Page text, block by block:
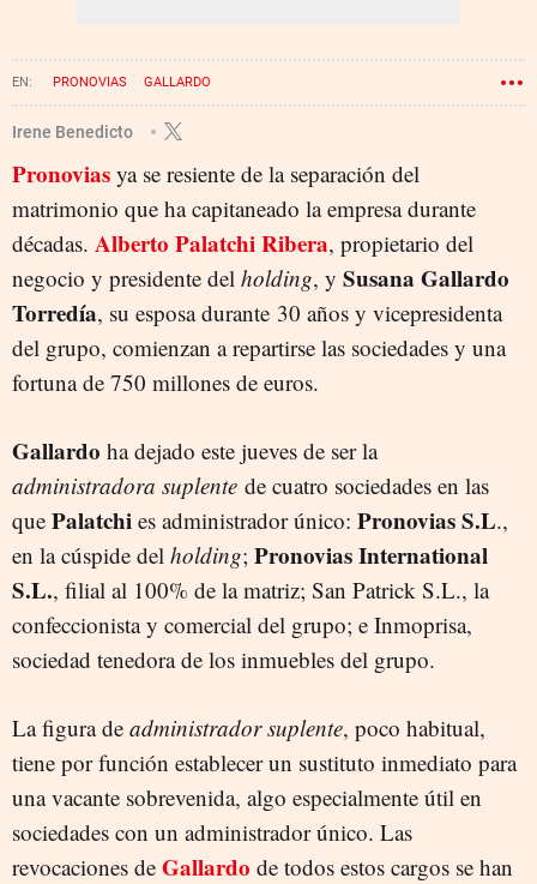
PRONOVIAS GALLARDO
Irene Benedicto
Pronovias ya se resiente de la separación del
matrimonio que ha capitaneado la empresa durante
décadas. Alberto Palatchi Ribera, propietario del
negocio y presidente del holding, y Susana Gallardo
Torredía, su esposa durante 30 años y vicepresidenta
del grupo, comienzan a repartirse las sociedades y una
fortuna de 750 millones de euros.
Gallardo ha dejado este jueves de ser la
administradora suplente de cuatro sociedades en las
que Palatchi es administrador único: Pronovias S.L.,
en la cúspide del holding; PronoviasInternational
S.L., filial al 100% de la matriz; San Patrick S.L., la
confeccionista y comercial del grupo; e Inmoprisa,
sociedad tenedora de los inmuebles del grupo.
La figura de administrador suplente, poco habitual,
tiene por función establecer un sustituto inmediato para
una vacante sobrevenida, algo especialmente útil en
sociedades con un administrador único. Las
revocaciones de Gallardo de todos estos cargos se han